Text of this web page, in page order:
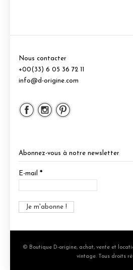
Nous contacter
+00(33) 6 05 36 72 11
info@d-origine.com
Abonnez-vous à notre newsletter
E-mail *
© Boutique D-origine, achat, vente et
vintage. Tous droits